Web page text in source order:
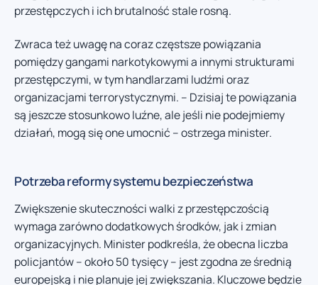
przestępczych i ich brutalność stale rosną.
Zwraca też uwagę na coraz częstsze powiązania
pomiędzy gangami narkotykowymi a innymi strukturami
przestępczymi, w tym handlarzami ludźmi oraz
organizacjami terrorystycznymi. – Dzisiaj te powiązania
są jeszcze stosunkowo luźne, ale jeśli nie podejmiemy
działań, mogą się one umocnić – ostrzega minister.
Potrzeba reformy systemu bezpieczeństwa
Zwiększenie skuteczności walki z przestępczością
wymaga zarówno dodatkowych środków, jak i zmian
organizacyjnych. Minister podkreśla, że obecna liczba
policjantów – około 50 tysięcy – jest zgodna ze średnią
europejską i nie planuje jej zwiększania. Kluczowe będzie